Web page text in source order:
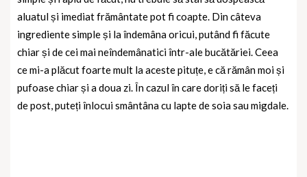
aluatul și imediat frământate pot fi coapte. Din câteva
ingrediente simple și la îndemâna oricui, putând fi făcute
chiar și de cei mai neîndemânatici într-ale bucătăriei. Ceea
ce mi-a plăcut foarte mult la aceste pituțe, e că rămân moi și
pufoase chiar și a doua zi. În cazul în care doriți să le faceți
de post, puteți înlocui smântâna cu lapte de soia sau migdale.